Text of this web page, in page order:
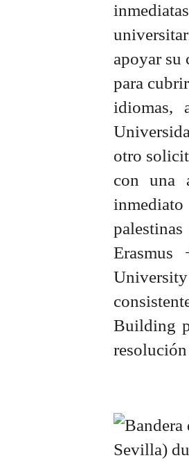
apoyar su
para
idiomas,
otro
con una
Building